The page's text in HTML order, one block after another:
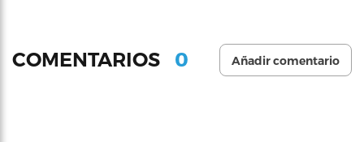
COMENTARIOS 0 Añadir comentario